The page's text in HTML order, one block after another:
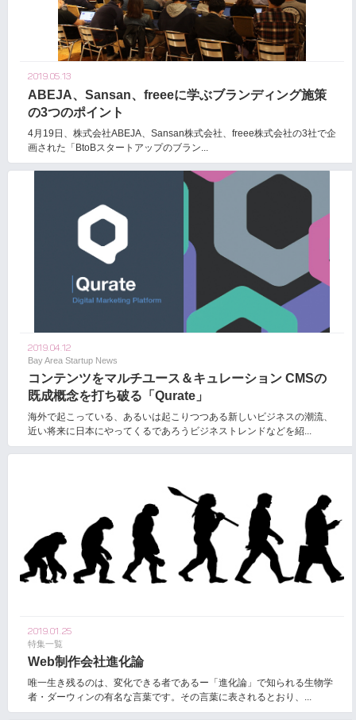
2019.05.13
ABEJA、Sansan、freeeに学ぶブランディング施策
の3つのポイント
4月19日、株式会社ABEJA、Sansan株式会社、freee株式会社の3社で企
画された「BtoBスタートアップのブラン...
2019.04.12
Bay Area Startup News
コンテンツをマルチユース＆キュレーション CMSの
既成概念を打ち破る「Qurate」
海外で起こっている、あるいは起こりつつある新しいビジネスの潮流、
近い将来に日本にやってくるであろうビジネストレンドなどを紹...
2019.01.25
特集一覧
Web制作会社進化論
唯一生き残るのは、変化できる者であるー「進化論」で知られる生物学
者・ダーウィンの有名な言葉です。その言葉に表されるとおり、...